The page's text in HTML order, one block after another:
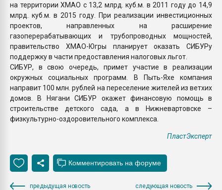
на территории ХМАО с 13,2 млрд. куб.м. в 2011 году до 14,9
млрд. куб.м. в 2015 году. При реализации инвестиционных
проектов, направленных на расширение
газоперерабатывающих и трубопроводных мощностей,
правительство ХМАО-Югры планирует оказать СИБУРу
поддержку в части предоставления налоговых льгот.
СИБУР, в свою очередь, примет участие в реализации
окружных социальных программ. В Пыть-Яхе компания
направит 100 млн. рублей на переселение жителей из ветхих
домов. В Нягани СИБУР окажет финансовую помощь в
строительстве детского сада, а в Нижневартовске –
физкультурно-оздоровительного комплекса.
ПластЭксперт
предыдущая новость следующая новость